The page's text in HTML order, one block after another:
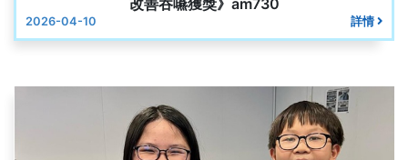
2026-04-10 詳情